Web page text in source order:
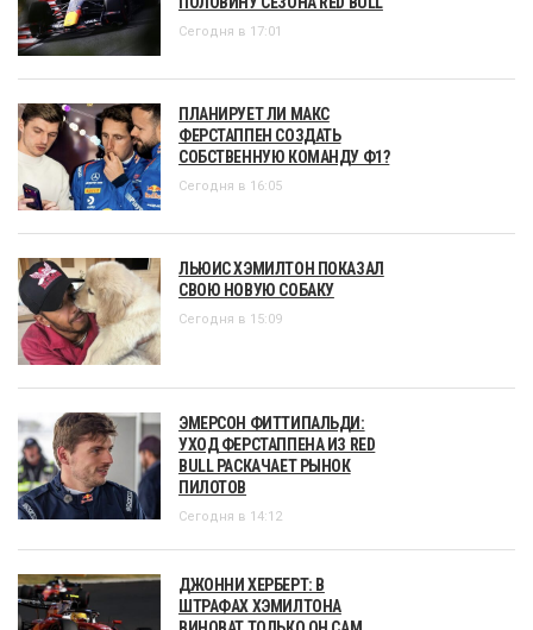
Сегодня в 17:01
ПЛАНИРУЕТ ЛИ МАКС
ФЕРСТАППЕН СОЗДАТЬ
СОБСТВЕННУЮ КОМАНДУ Ф1?
Сегодня в 16:05
ЛЬЮИС ХЭМИЛТОН ПОКАЗАЛ
СВОЮ НОВУЮ СОБАКУ
Сегодня в 15:09
ЭМЕРСОН ФИТТИПАЛЬДИ:
УХОД ФЕРСТАППЕНА ИЗ RED
BULL РАСКАЧАЕТ РЫНОК
ПИЛОТОВ
Сегодня в 14:12
ДЖОННИ ХЕРБЕРТ: В
ШТРАФАХ ХЭМИЛТОНА